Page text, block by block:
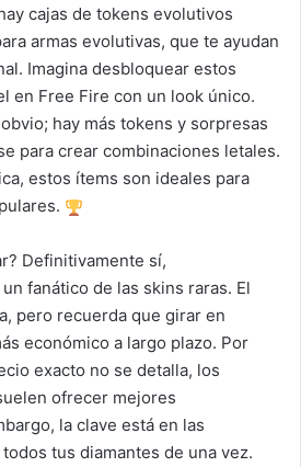
cajas de tokens evolutivos
armas evolutivas, que te ayudan
Imagina desbloquear estos
en Free Fire con un look único.
hay más tokens y sorpresas
para crear combinaciones letales.
estos ítems son ideales para
Definitivamente sí,
fanático de las skins raras. El
pero recuerda que girar en
económico a largo plazo. Por
exacto no se detalla, los
ofrecer mejores
la clave está en las
tus diamantes de una vez.